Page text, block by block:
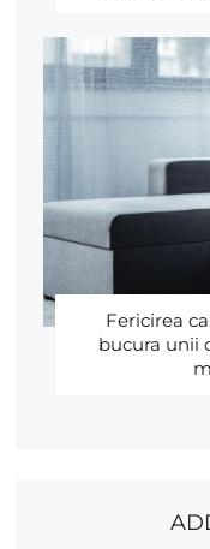
Fericirea
bucura unii